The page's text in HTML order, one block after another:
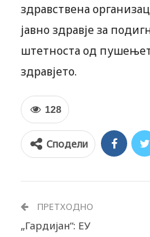
здравствена
јавно здравје за
штетноста од
здравјето.
128
Сподели
ПРЕТХОДНО
„Гардијан“: ЕУ